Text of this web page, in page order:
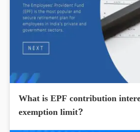
What is EPF contribution
exemption limit?